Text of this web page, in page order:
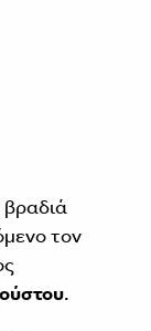
βραδιά
τον
.